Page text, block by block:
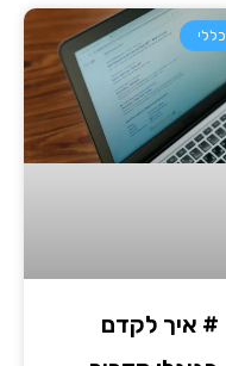
כללי
# איך לקדם